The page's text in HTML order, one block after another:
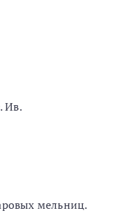
Ив.
мельниц.